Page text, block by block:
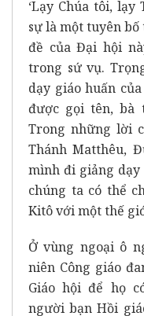
‘Lạy Chúa tôi,
sự là một tuyên bố
đề của Đại hội
trong sứ vụ.
dạy giáo huấn
được gọi tên, bà
Trong những lời
Thánh Matthêu,
mình đi giảng dạy
chúng ta có thể
Kitô với một thế
Ở vùng ngoại ô
niên Công giáo
Giáo hội để họ
người bạn Hồi